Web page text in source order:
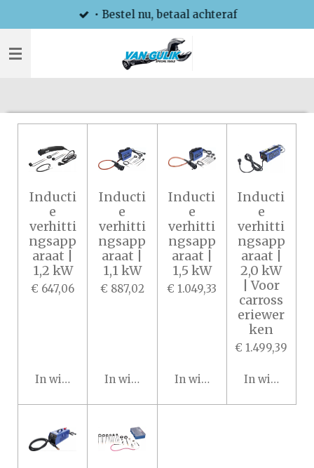
direct
naar
• Bestel nu, betaal achteraf
Inducti
e
verhitti
ngsapp
araat |
1,2 kW
€ 647,06
In winkelwagen
Inducti
e
verhitti
ngsapp
araat |
1,1 kW
€ 887,02
In winkelwagen
Inducti
e
verhitti
ngsapp
araat |
1,5 kW
€ 1.049,33
In winkelwagen
Inducti
e
verhitti
ngsapp
araat |
2,0 kW
| Voor
carross
eriewer
ken
€ 1.499,39
In